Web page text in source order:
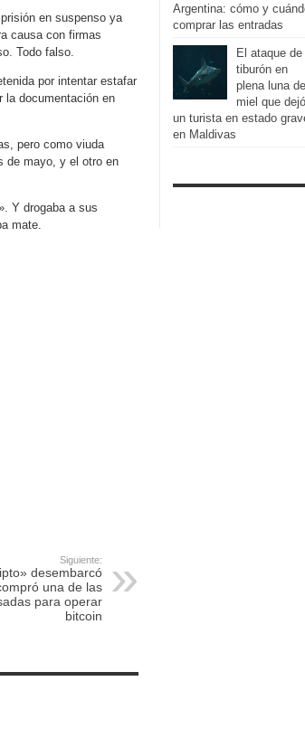
en suspenso ya
causa con firmas
Todo falso.
por intentar estafar
la documentación en
pero como viuda
de mayo, y el otro en
Y drogaba a sus
mate.
Siguiente:
desembarcó
una de las
para operar
bitcoin
Argentina: cómo y
comprar las entradas
El ataque de
tiburón en
plena luna de
miel que
un turista en estado
en Maldivas